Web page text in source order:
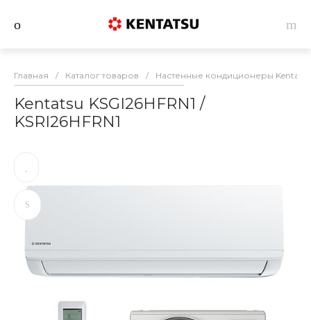
Главная / Каталог товаров / Настенные кондиционеры Kentatsu
Kentatsu KSGI26HFRN1 /
KSRI26HFRN1